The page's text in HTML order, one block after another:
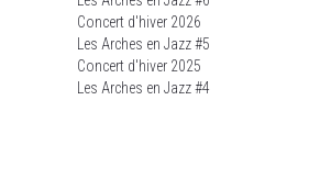
Concert d'hiver 2026
Les Arches en Jazz #5
Concert d'hiver 2025
Les Arches en Jazz #4